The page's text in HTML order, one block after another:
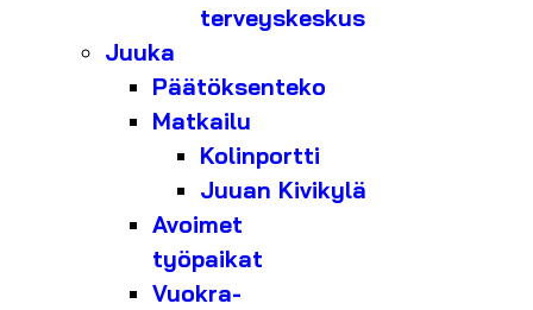
terveyskeskus
Juuka
Päätöksenteko
Matkailu
Kolinportti
Juuan Kivikylä
Avoimet
työpaikat
Vuokra-